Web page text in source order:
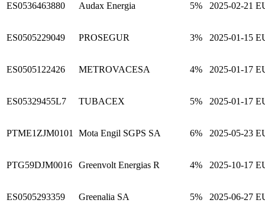
ES0536463880 Audax Energia 5% 2025-02-21
ES0505229049 PROSEGUR 3% 2025-01-15
ES0505122426 METROVACESA 4% 2025-01-17
ES05329455L7 TUBACEX 5% 2025-01-17
PTME1ZJM0101 Mota Engil SGPS SA 6% 2025-05-23
PTG59DJM0016 Greenvolt Energias R 4% 2025-10-17
ES0505293359 Greenalia SA 5% 2025-06-27